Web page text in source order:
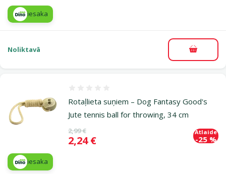
iesaka
Noliktavā
Rotaļlieta suņiem – Dog Fantasy Good's
Jute tennis ball for throwing, 34 cm
Oriģinālā cena
2,99 €
Cena
2,24 €
Atlaide
-25 %
iesaka